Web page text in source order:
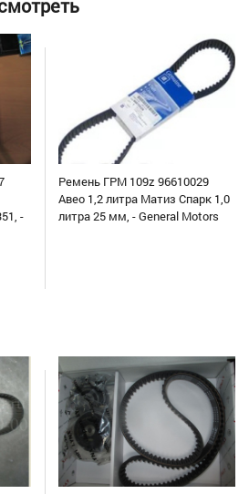
-
Ремень ГРМ 109z 96610029
Авео 1,2 литра Матиз Спарк 1,0
литра 25 мм, - General Motors